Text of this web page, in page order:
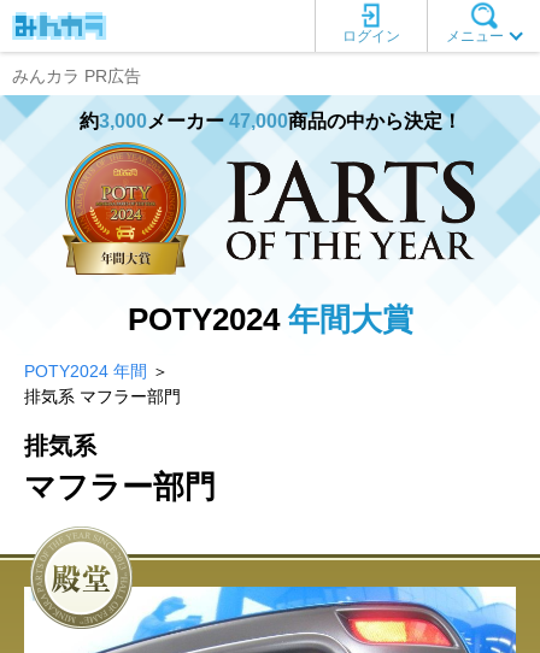
メニュー
ログイン
みんカラ PR広告
約3,000メーカー 47,000商品の中から決定！
POTY2024 年間大賞
POTY2024 年間 ＞
排気系 マフラー部門
排気系
マフラー部門